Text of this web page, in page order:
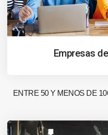
Empresas
ENTRE 50 Y MENOS DE